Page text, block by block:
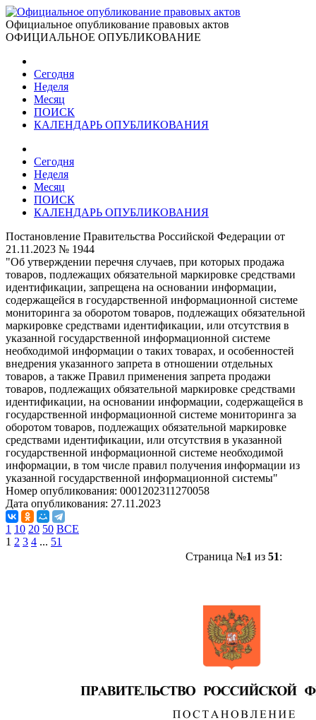
Официальное опубликование правовых актов
ОФИЦИАЛЬНОЕ ОПУБЛИКОВАНИЕ
Сегодня
Неделя
Месяц
ПОИСК
КАЛЕНДАРЬ ОПУБЛИКОВАНИЯ
Сегодня
Неделя
Месяц
ПОИСК
КАЛЕНДАРЬ ОПУБЛИКОВАНИЯ
Постановление Правительства Российской Федерации от
21.11.2023 № 1944
"Об утверждении перечня случаев, при которых продажа
товаров, подлежащих обязательной маркировке средствами
идентификации, запрещена на основании информации,
содержащейся в государственной информационной системе
мониторинга за оборотом товаров, подлежащих обязательной
маркировке средствами идентификации, или отсутствия в
указанной государственной информационной системе
необходимой информации о таких товарах, и особенностей
внедрения указанного запрета в отношении отдельных
товаров, а также Правил применения запрета продажи
товаров, подлежащих обязательной маркировке средствами
идентификации, на основании информации, содержащейся в
государственной информационной системе мониторинга за
оборотом товаров, подлежащих обязательной маркировке
средствами идентификации, или отсутствия в указанной
государственной информационной системе необходимой
информации, в том числе правил получения информации из
указанной государственной информационной системы"
Номер опубликования: 0001202311270058
Дата опубликования: 27.11.2023
1 10 20 50 ВСЕ
1 2 3 4 ... 51
Страница №1 из 51: